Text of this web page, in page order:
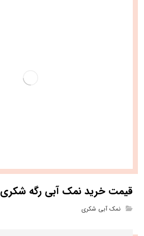
قیمت خرید نمک آبی رگه شکری
نمک آبی شکری